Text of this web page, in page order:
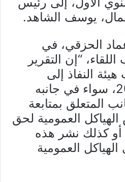
يوسف الشاهد.
الحزقي، في
“إن التقرير
النفاذ إلى
المعلومة، سنة 2018، سواء في جانبه
المتعلق بمتابعة
العمومية لحق
أو كذلك نشر هذه
العمومية